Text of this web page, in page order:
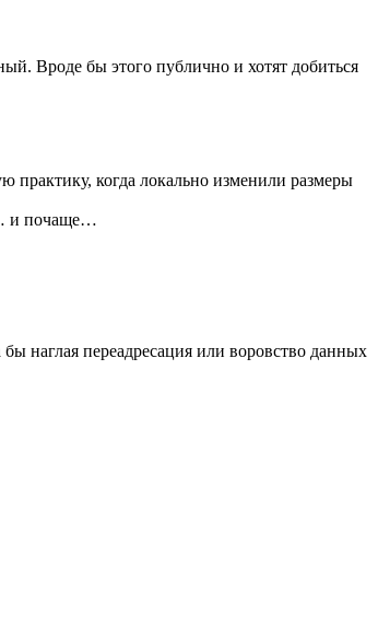
Вроде бы этого публично и хотят добиться
практику, когда локально изменили размеры
и почаще…
наглая переадресация или воровство данных